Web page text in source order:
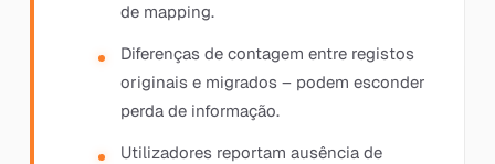
de mapping.
Diferenças de contagem entre registos
originais e migrados – podem esconder
perda de informação.
Utilizadores reportam ausência de